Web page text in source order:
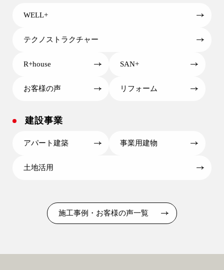
WELL+
テクノストラクチャー
R+house SAN+
お客様の声 リフォーム
建設事業
アパート建築 事業用建物
土地活用
施工事例・お客様の声一覧
9時〜18時
0120-70-1212
アフターメンテナンス
営業時間 9時〜17時（定休／水曜日）
0120-37-7611